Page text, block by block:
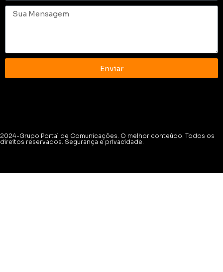
Enviar
2024-Grupo Portal de Comunicações. O melhor conteúdo. Todos os
direitos reservados. Segurança e privacidade.